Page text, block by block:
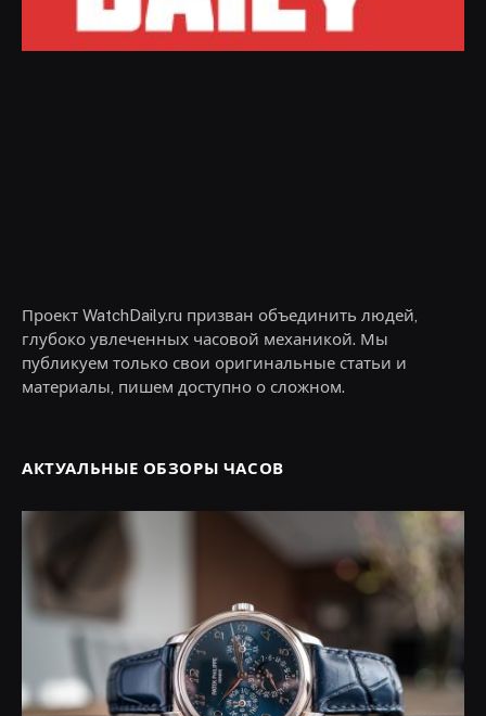
Проект WatchDaily.ru призван объединить людей,
глубоко увлеченных часовой механикой. Мы
публикуем только свои оригинальные статьи и
материалы, пишем доступно о сложном.
АКТУАЛЬНЫЕ ОБЗОРЫ ЧАСОВ